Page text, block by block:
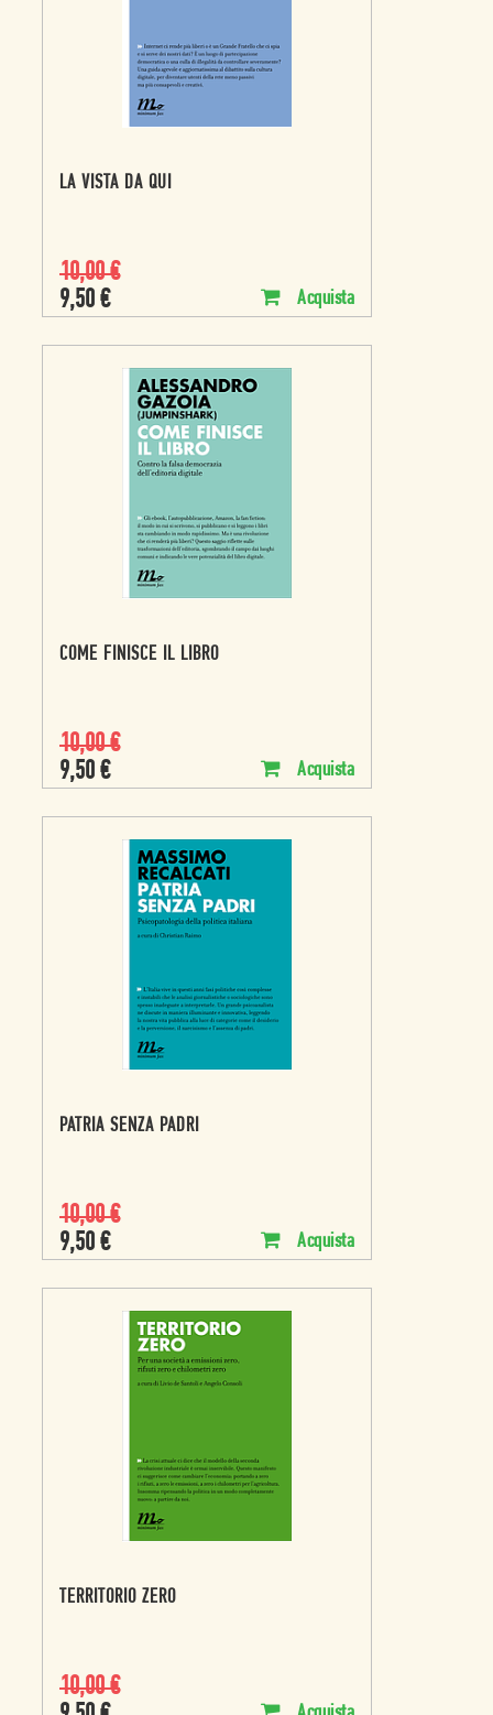
LA VISTA DA QUI
10,00€
9,50 € Acquista
COME FINISCE IL LIBRO
10,00€
9,50 € Acquista
PATRIA SENZA PADRI
10,00€
9,50 € Acquista
TERRITORIO ZERO
10,00€